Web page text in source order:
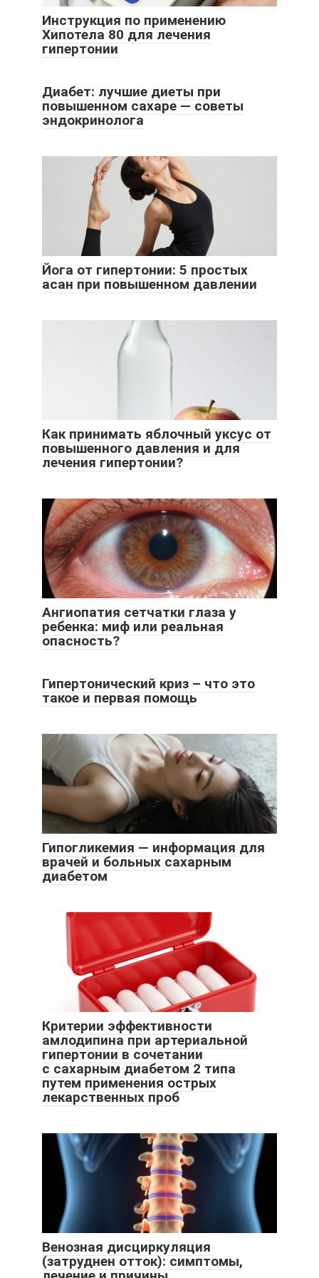
Инструкция по применению
Хипотела 80 для лечения
гипертонии
Диабет: лучшие диеты при
повышенном сахаре — советы
эндокринолога
Йога от гипертонии: 5 простых
асан при повышенном давлении
Как принимать яблочный уксус от
повышенного давления и для
лечения гипертонии?
Ангиопатия сетчатки глаза у
ребенка: миф или реальная
опасность?
Гипертонический криз – что это
такое и первая помощь
Гипогликемия — информация для
врачей и больных сахарным
диабетом
Критерии эффективности
амлодипина при артериальной
гипертонии в сочетании
с сахарным диабетом 2 типа
путем применения острых
лекарственных проб
Венозная дисциркуляция
(затруднен отток): симптомы,